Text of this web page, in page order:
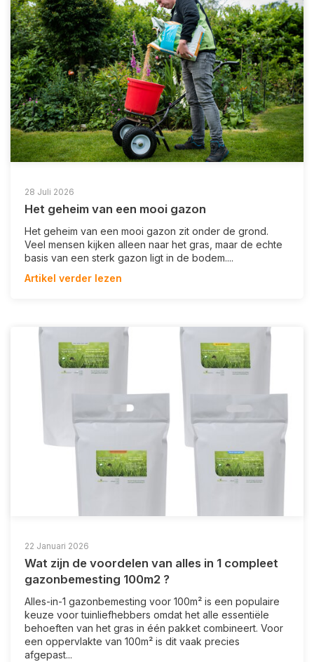
28 Juli 2026
Het geheim van een mooi gazon
Het geheim van een mooi gazon zit onder de grond.
Veel mensen kijken alleen naar het gras, maar de echte
basis van een sterk gazon ligt in de bodem....
Artikel verder lezen
22 Januari 2026
Wat zijn de voordelen van alles in 1 compleet
gazonbemesting 100m2 ?
Alles-in-1 gazonbemesting voor 100m² is een populaire
keuze voor tuinliefhebbers omdat het alle essentiële
behoeften van het gras in één pakket combineert. Voor
een oppervlakte van 100m² is dit vaak precies
afgepast...